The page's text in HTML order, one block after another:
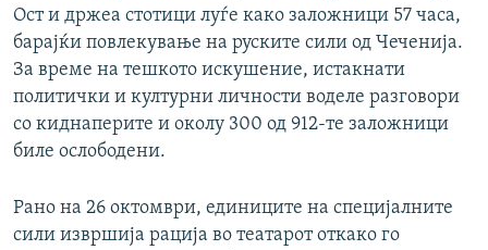
Ост и држеа стотици луѓе како заложници 57 часа,
барајќи повлекување на руските сили од Чеченија.
За време на тешкото искушение, истакнати
политички и културни личности воделе разговори
со киднаперите и околу 300 од 912-те заложници
биле ослободени.
Рано на 26 октомври, единиците на специјалните
сили извршија рација во театарот откако го